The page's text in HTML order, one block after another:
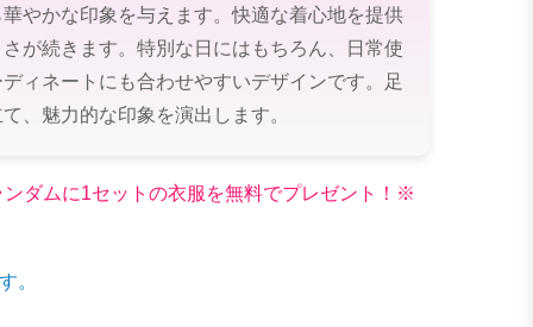
やかな印象を与えます。快適な着心地を提供
が続きます。特別な日にはもちろん、日常使
ィネートにも合わせやすいデザインです。足
、魅力的な印象を演出します。
ダムに1セットの衣服を無料でプレゼント！※
。